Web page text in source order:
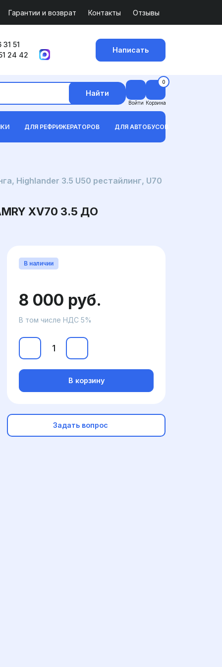
Гарантии и возврат Контакты Отзывы
51
24 42
Написать
Найти
Войти
0
Корзина
ДЛЯ РЕФРИЖЕРАТОРОВ ДЛЯ АВТОБУСОВ
Highlander 3.5 U50 рестайлинг, U70
XV70 3.5 ДО
В наличии
8 000 руб.
В том числе НДС 5%
В корзину
Задать вопрос